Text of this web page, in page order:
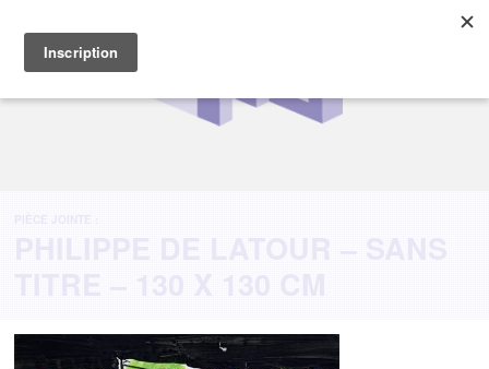
PIÈCE JOINTE :
PHILIPPE DE LATOUR – SANS
TITRE – 130 X 130 CM